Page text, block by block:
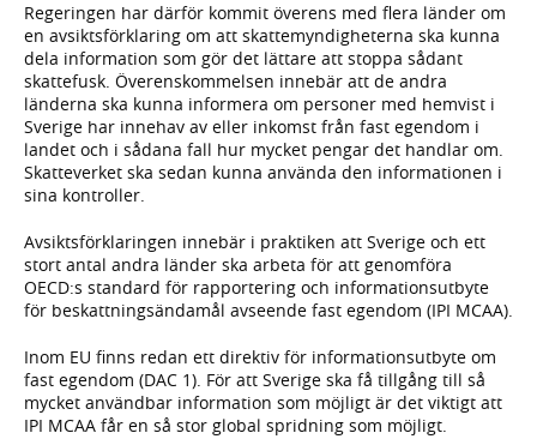
Regeringen har därför kommit överens med flera länder om
en avsiktsförklaring om att skattemyndigheterna ska kunna
dela information som gör det lättare att stoppa sådant
skattefusk. Överenskommelsen innebär att de andra
länderna ska kunna informera om personer med hemvist i
Sverige har innehav av eller inkomst från fast egendom i
landet och i sådana fall hur mycket pengar det handlar om.
Skatteverket ska sedan kunna använda den informationen i
sina kontroller.
Avsiktsförklaringen innebär i praktiken att Sverige och ett
stort antal andra länder ska arbeta för att genomföra
OECD:s standard för rapportering och informationsutbyte
för beskattningsändamål avseende fast egendom (IPI MCAA).
Inom EU finns redan ett direktiv för informationsutbyte om
fast egendom (DAC 1). För att Sverige ska få tillgång till så
mycket användbar information som möjligt är det viktigt att
IPI MCAA får en så stor global spridning som möjligt.